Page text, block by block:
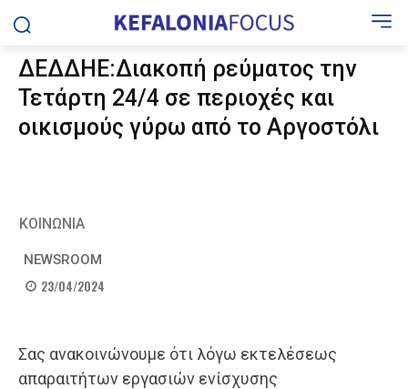
ΔΕΔΔΗΕ:Διακοπή ρεύματος την
Τετάρτη 24/4 σε περιοχές και
οικισμούς γύρω από το Αργοστόλι
ΚΟΙΝΩΝΙΑ
NEWSROOM
23/04/2024
Σας ανακοινώνουμε ότι λόγω εκτελέσεως
απαραιτήτων εργασιών ενίσχυσης